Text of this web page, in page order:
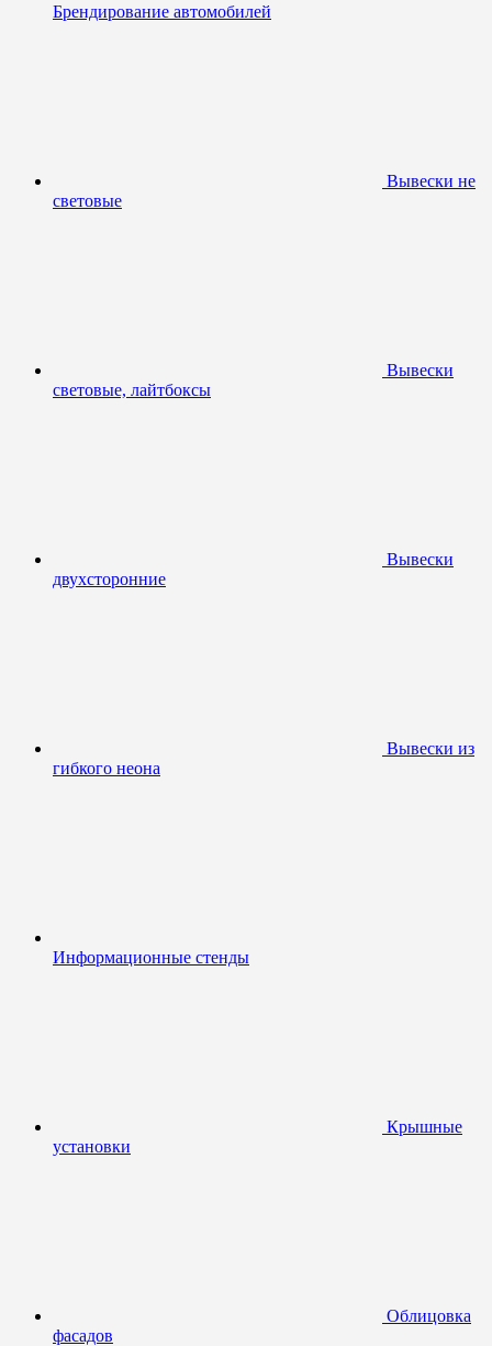
Брендирование автомобилей
Вывески не
световые
Вывески
световые, лайтбоксы
Вывески
двухсторонние
Вывески из
гибкого неона
Информационные стенды
Крышные
установки
Облицовка
фасадов